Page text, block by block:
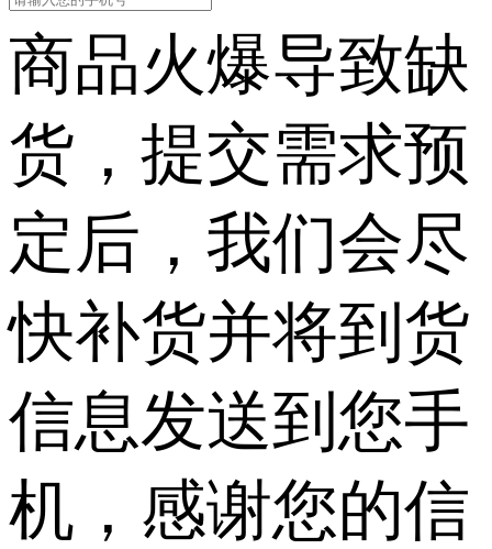
商品火爆导致缺
货，提交需求预
定后，我们会尽
快补货并将到货
信息发送到您手
机，感谢您的信